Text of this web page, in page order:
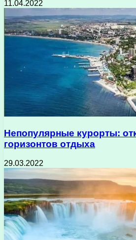
11.04.2022
Непопулярные курорты:
горизонтов отдыха
29.03.2022